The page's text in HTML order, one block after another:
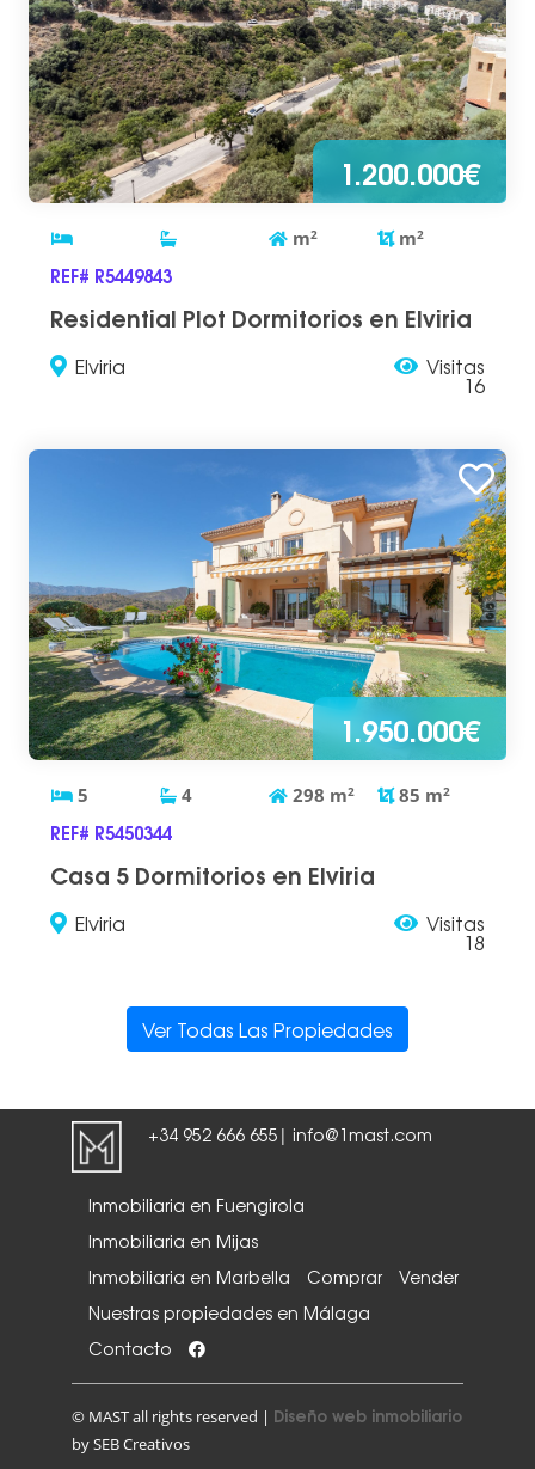
1.200.000€
m2 m2
REF# R5449843
Residential Plot Dormitorios en Elviria
Elviria Visitas
16
1.950.000€
5 4 298 m2 85 m2
REF# R5450344
Casa 5 Dormitorios en Elviria
Elviria Visitas
18
Ver Todas Las Propiedades
+34 952 666 655 | info@1mast.com
Inmobiliaria en Fuengirola
Inmobiliaria en Mijas
Inmobiliaria en Marbella
Comprar
Vender
Nuestras propiedades en Málaga
Contacto
© MAST all rights reserved | Diseño web inmobiliario
by SEB Creativos